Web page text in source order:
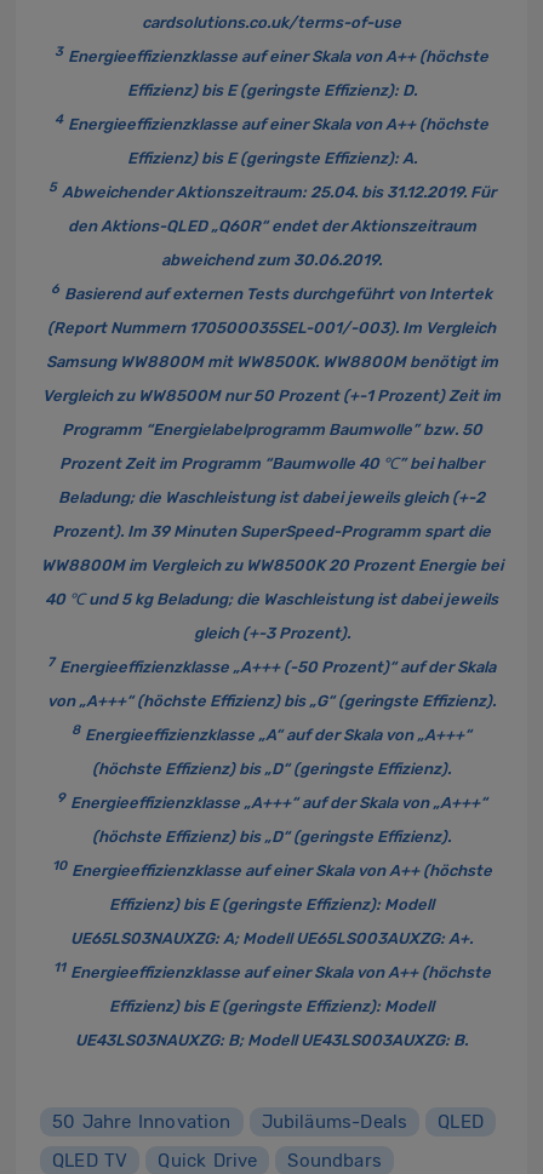
cardsolutions.co.uk/terms-of-use
3 Energieeffizienzklasse auf einer Skala von A++ (höchste
Effizienz) bis E (geringste Effizienz): D.
4 Energieeffizienzklasse auf einer Skala von A++ (höchste
Effizienz) bis E (geringste Effizienz): A.
5 Abweichender Aktionszeitraum: 25.04. bis 31.12.2019. Für
den Aktions-QLED „Q60R“ endet der Aktionszeitraum
abweichend zum 30.06.2019.
6 Basierend auf externen Tests durchgeführt von Intertek
(Report Nummern 170500035SEL-001/-003). Im Vergleich
Samsung WW8800M mit WW8500K. WW8800M benötigt im
Vergleich zu WW8500M nur 50 Prozent (+-1 Prozent) Zeit im
Programm “Energielabelprogramm Baumwolle” bzw. 50
Prozent Zeit im Programm “Baumwolle 40 ℃” bei halber
Beladung; die Waschleistung ist dabei jeweils gleich (+-2
Prozent). Im 39 Minuten SuperSpeed-Programm spart die
WW8800M im Vergleich zu WW8500K 20 Prozent Energie bei
40 ℃ und 5 kg Beladung; die Waschleistung ist dabei jeweils
gleich (+-3 Prozent).
7 Energieeffizienzklasse „A+++ (-50 Prozent)“ auf der Skala
von „A+++“ (höchste Effizienz) bis „G“ (geringste Effizienz).
8 Energieeffizienzklasse „A“ auf der Skala von „A+++“
(höchste Effizienz) bis „D“ (geringste Effizienz).
9 Energieeffizienzklasse „A+++“ auf der Skala von „A+++“
(höchste Effizienz) bis „D“ (geringste Effizienz).
10 Energieeffizienzklasse auf einer Skala von A++ (höchste
Effizienz) bis E (geringste Effizienz): Modell
UE65LS03NAUXZG: A; Modell UE65LS003AUXZG: A+.
11 Energieeffizienzklasse auf einer Skala von A++ (höchste
Effizienz) bis E (geringste Effizienz): Modell
UE43LS03NAUXZG: B; Modell UE43LS003AUXZG: B.
50 Jahre Innovation Jubiläums-Deals
QLED
QLED TV
Quick Drive
Soundbars